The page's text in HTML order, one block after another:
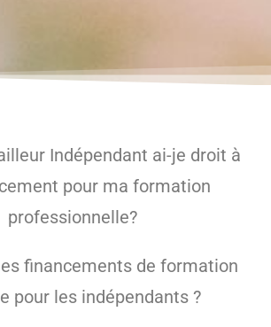
Indépendant ai-je droit à
pour ma formation
professionnelle?
financements de formation
pour les indépendants ?